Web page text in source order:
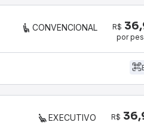
CONVENCIONAL R$
por
EXECUTIVO R$